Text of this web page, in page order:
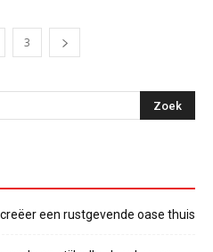
3
een rustgevende oase thuis